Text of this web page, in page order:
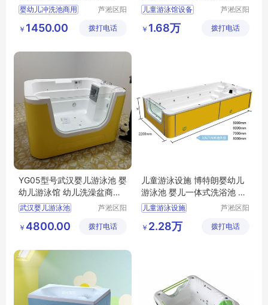
婴幼儿冲洗池商用
水育浴盆婴儿
芦淞区阳
童游泳馆
￥ 1450.00 拨打电话
定制
儿童游泳馆设备
婴儿洗澡盆商用可定制
芦淞区阳
童游泳馆
￥ 1.68万 拨打电话
YG05型号武汉婴儿游泳池 婴
幼儿游泳馆 幼儿洗澡盆商用
多少钱
武汉婴儿游泳池
婴幼儿洗澡盆商用
芦淞区阳
童游泳馆
￥ 4800.00 拨打电话
儿童游泳设施 博特朗婴幼儿
游泳池 婴儿一体式洗浴池 新
生幼儿游泳桶
儿童游泳设施
婴儿一体式洗浴池
芦淞区阳
童游泳馆
￥ 2.28万 拨打电话